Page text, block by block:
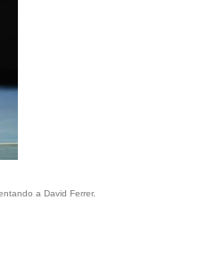
a David Ferrer.